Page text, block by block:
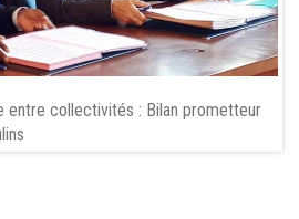
entre collectivités : Bilan prometteur